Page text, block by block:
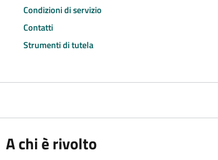
Condizioni di servizio
Contatti
Strumenti di tutela
A chi è rivolto